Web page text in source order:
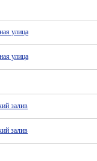
улица
улица
залив
залив